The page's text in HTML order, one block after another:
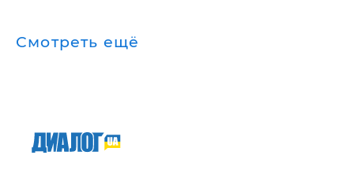
Смотреть ещё